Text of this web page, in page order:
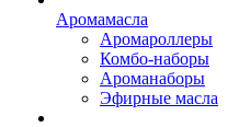
Аромамасла
Аромароллеры
Комбо-наборы
Ароманаборы
Эфирные масла